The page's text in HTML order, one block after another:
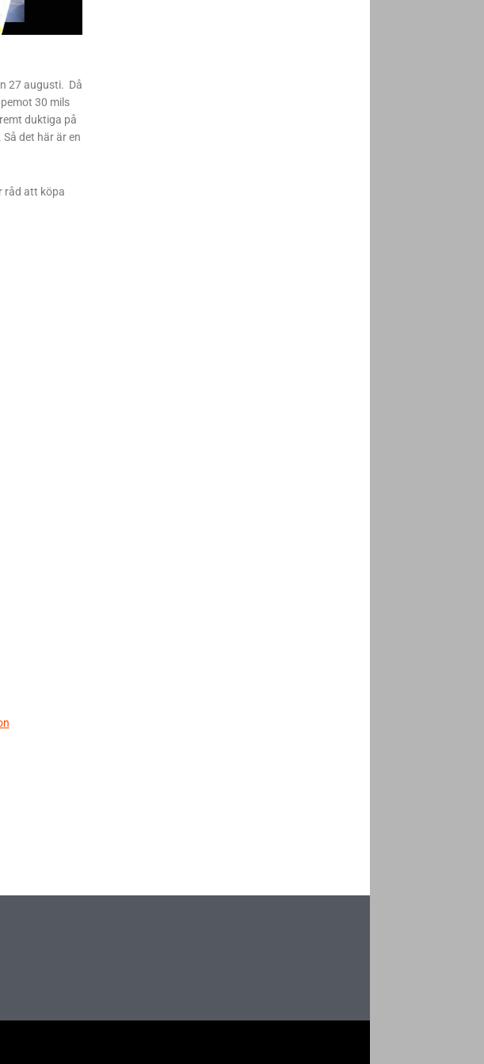
27 augusti. Då
30 mils
duktiga på
det här är en
råd att köpa